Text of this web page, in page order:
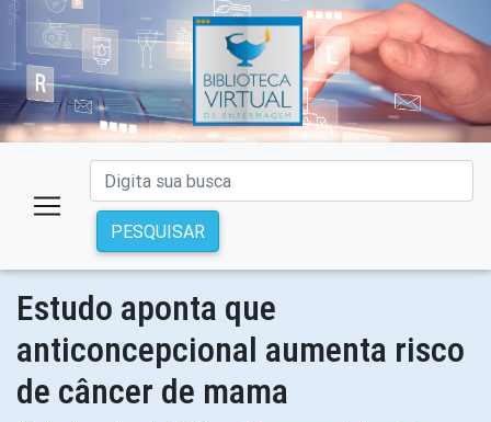
PESQUISAR
Estudo aponta que
anticoncepcional aumenta risco
de câncer de mama